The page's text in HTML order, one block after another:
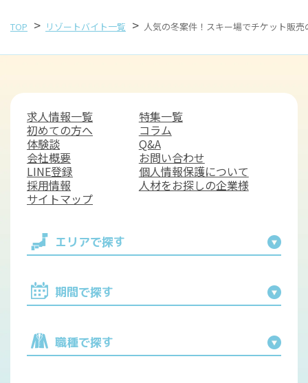
TOP > リゾートバイト一覧 > 人気の冬案件！スキー場でチケット販
エリアで探す
期間で探す
職種で探す
求人情報一覧
特集一覧
初めての方へ
コラム
体験談
Q&A
会社概要
お問い合わせ
LINE登録
個人情報保護について
採用情報
人材をお探しの企業様
サイトマップ